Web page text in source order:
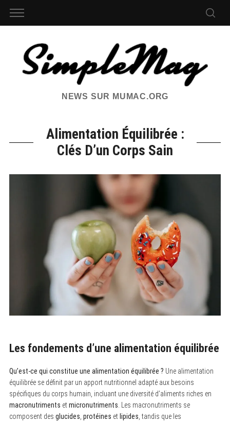
NEWS SUR MUMAC.ORG
Alimentation Équilibrée :
Clés D’un Corps Sain
Les fondements d’une alimentation équilibrée
Qu’est-ce qui constitue une alimentation équilibrée ? Une alimentation
équilibrée se définit par un apport nutritionnel adapté aux besoins
spécifiques du corps humain, incluant une diversité d’aliments riches en
macronutriments etmicronutriments . Les macronutriments se
composent des glucides protéines et lipides , tandis que les